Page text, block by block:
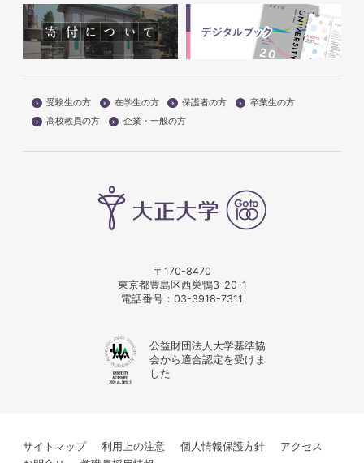
受験生の方 在学生の方 保護者の方
卒業生の方
高校教員の方
企業・一般の方
〒170-8470
東京都豊島区西巣鴨3-20-1
電話番号： 03-3918-7311
公益財団法人大学基準協
会から適合認定を受けま
した
サイトマップ 利用上の注意 個人情報保護方針
アクセス